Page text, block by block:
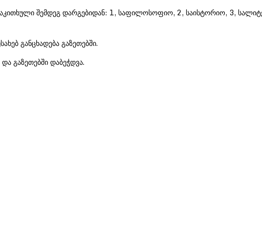
შემდეგ დარგებიდან: 1, საფილოსოფიო, 2, საისტორიო, 3,
განცხადება გაზეთებში.
გაზეთებში დაბეჭდვა.